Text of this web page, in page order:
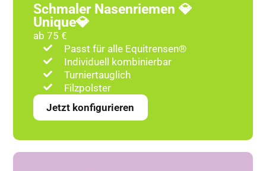
Schmaler Nasenriemen 💎
Unique💎
ab 75 €
Passt für alle Equitrensen®
Individuell kombinierbar
Turniertauglich
Filzpolster
Jetzt konfigurieren